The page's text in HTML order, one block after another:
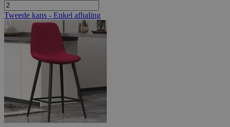
Tweede kans - Enkel afhaling